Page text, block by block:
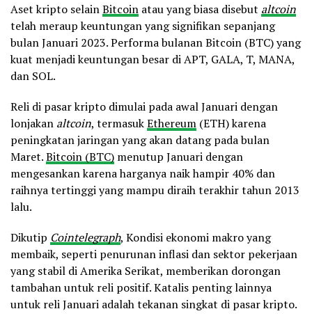
Aset kripto selainBitcoin atau yang biasa disebut altcoin
telah meraup keuntungan yang signifikan sepanjang
bulan Januari 2023. Performa bulanan Bitcoin (BTC) yang
kuat menjadi keuntungan besar di APT, GALA, T, MANA,
dan SOL.
Reli di pasar kripto dimulai pada awal Januari dengan
lonjakan altcoin, termasukEthereum (ETH) karena
peningkatan jaringan yang akan datang pada bulan
Maret.Bitcoin (BTC) menutup Januari dengan
mengesankan karena harganya naik hampir 40% dan
raihnya tertinggi yang mampu diraih terakhir tahun 2013
lalu.
Dikutip Cointelegraph, Kondisi ekonomi makro yang
membaik, seperti penurunan inflasi dan sektor pekerjaan
yang stabil di Amerika Serikat, memberikan dorongan
tambahan untuk reli positif. Katalis penting lainnya
untuk reli Januari adalah tekanan singkat di pasar kripto.